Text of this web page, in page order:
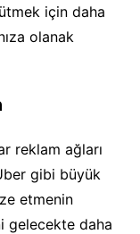
için daha
olanak
reklam ağları
gibi büyük
etmenin
gelecekte daha